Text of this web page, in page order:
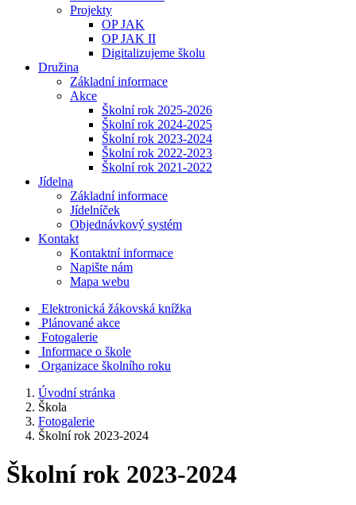
Projekty
OP JAK
OP JAK II
Digitalizujeme školu
Družina
Základní informace
Akce
Školní rok 2025-2026
Školní rok 2024-2025
Školní rok 2023-2024
Školní rok 2022-2023
Školní rok 2021-2022
Jídelna
Základní informace
Jídelníček
Objednávkový systém
Kontakt
Kontaktní informace
Napište nám
Mapa webu
Elektronická žákovská knížka
Plánované akce
Fotogalerie
Informace o škole
Organizace školního roku
Úvodní stránka
Škola
Fotogalerie
Školní rok 2023-2024
Školní rok 2023-2024